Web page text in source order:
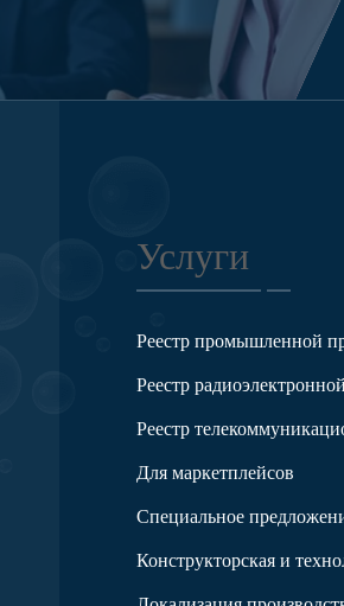
Услуги
Реестр промышленной
Реестр
Реестр
Для маркетплейсов
Специальное
Конструкторская и